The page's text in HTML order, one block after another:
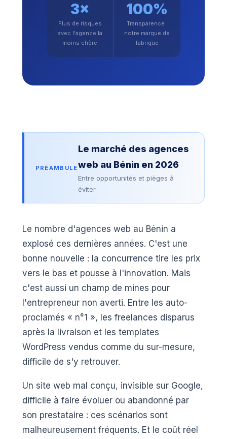
3×
Plus de risques
avec l'agence la
moins chère
100%
Transparence :
notre marque de
fabrique
PRÉAMBULE
Le marché des agences
web au Bénin en 2026
Entre opportunités et pièges à
éviter
Le nombre d'agences web au Bénin a
explosé ces dernières années. C'est une
bonne nouvelle : la concurrence tire les prix
vers le bas et pousse à l'innovation. Mais
c'est aussi un champ de mines pour
l'entrepreneur non averti. Entre les auto-
proclamés « n°1 », les freelances disparus
après la livraison et les templates
WordPress vendus comme du sur-mesure,
difficile de s'y retrouver.
Un site web mal conçu, invisible sur Google,
difficile à faire évoluer ou abandonné par
son prestataire : ces scénarios sont
malheureusement fréquents. Et le coût réel